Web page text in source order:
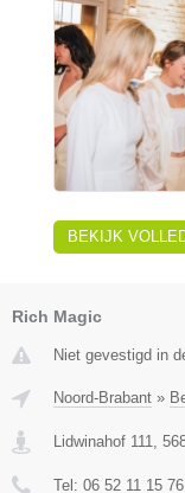
BEKIJK
Rich Magic
Niet gevestigd in
Noord-Brabant »
Lidwinahof 111
Tel: 06 52 11 15 76